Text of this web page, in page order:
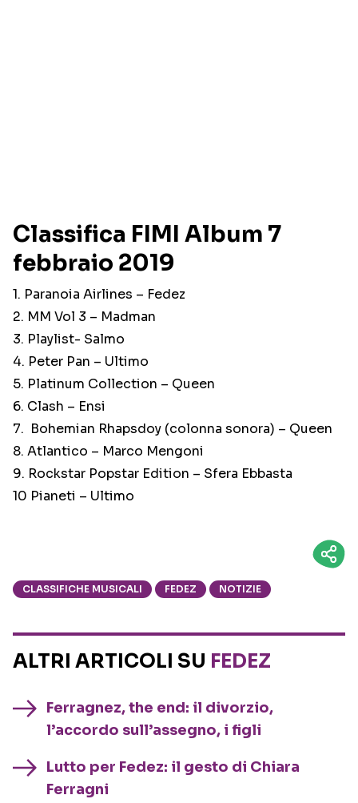
Classifica FIMI Album 7
febbraio 2019
1. Paranoia Airlines – Fedez
2. MM Vol 3 – Madman
3. Playlist- Salmo
4. Peter Pan – Ultimo
5. Platinum Collection – Queen
6. Clash – Ensi
7. Bohemian Rhapsdoy (colonna sonora) – Queen
8. Atlantico – Marco Mengoni
9. Rockstar Popstar Edition – Sfera Ebbasta
10 Pianeti – Ultimo
CLASSIFICHE MUSICALI FEDEZ NOTIZIE
ALTRI ARTICOLI SU FEDEZ
Ferragnez, the end: il divorzio,
l’accordo sull’assegno, i figli
Lutto per Fedez: il gesto di Chiara
Ferragni